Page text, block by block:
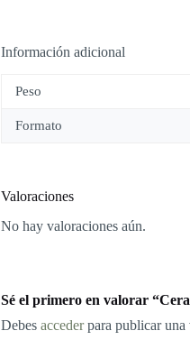
Información adicional
Peso
Formato
Valoraciones
No hay valoraciones aún.
Sé el primero en valorar
Debes accederpara publicar una